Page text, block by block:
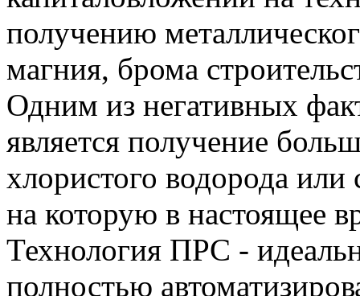
получению
магния, брома
Одним из негативных
является получение
хлористого водорода
на которую в настоящее
Технология ПРС -
полностью